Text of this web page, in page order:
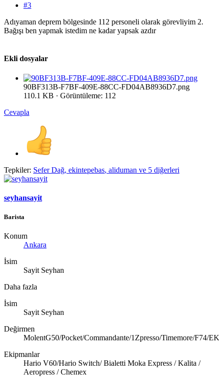
#3
Adıyaman deprem bölgesinde 112 personeli olarak görevliyim 2.
Bağışı ben yapmak istedim ne kadar yapsak azdır
Ekli dosyalar
90BF313B-F7BF-409E-88CC-FD04AB8936D7.png
110.1 KB · Görüntüleme: 112
Cevapla
Tepkiler: Sefer Dağ, ekintepebas, aliduman ve 5 diğerleri
seyhansayit
Barista
Konum
Ankara
İsim
Sayit Seyhan
Daha fazla
İsim
Sayit Seyhan
Değirmen
MolentG50/Pocket/Commandante/1Zpresso/Timemore/F74/
Ekipmanlar
Hario V60/Hario Switch/ Bialetti Moka Express / Kalita /
Aeropress / Chemex